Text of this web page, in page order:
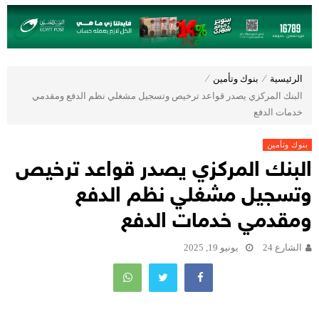
الرئيسية ⁄ بنوك وتأمين ⁄
البنك المركزي يصدر قواعد ترخيص وتسجيل مشغلي نظم الدفع ومقدمي
خدمات الدفع
بنوك وتأمين
البنك المركزي يصدر قواعد ترخيص
وتسجيل مشغلي نظم الدفع
ومقدمي خدمات الدفع
الشارع 24 يونيو 19, 2025